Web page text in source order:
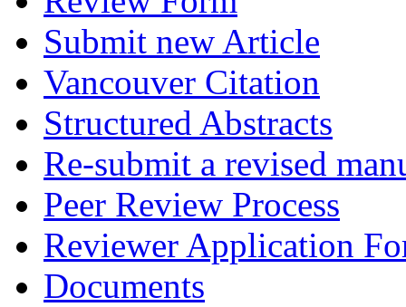
Submit new Article
Vancouver Citation
Structured Abstracts
Re-submit a revised
Peer Review Process
Reviewer Application
Documents